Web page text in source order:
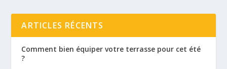
ARTICLES RÉCENTS
Comment bien équiper votre terrasse pour cet été
?